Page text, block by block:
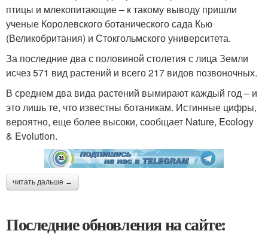
птицы и млекопитающие – к такому выводу пришли
ученые Королевского ботанического сада Кью
(Великобритания) и Стокгольмского университета.
За последние два с половиной столетия с лица Земли
исчез 571 вид растений и всего 217 видов позвоночных.
В среднем два вида растений вымирают каждый год – и
это лишь те, что известны ботаникам. Истинные цифры,
вероятно, еще более высоки, сообщает Nature, Ecology
& Evolution.
читать дальше →
Последние обновления на сайте: